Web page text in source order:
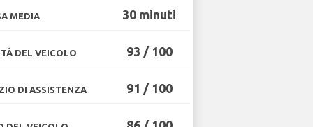
MEDIA 30 minuti
DEL VEICOLO 93 / 100
DI ASSISTENZA 91 / 100